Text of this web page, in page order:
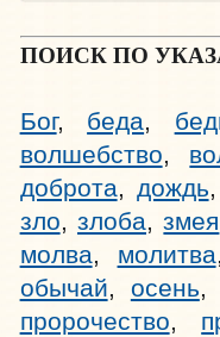
ПОИСК ПО
Бог, беда,
волшебство,
доброта, дождь
зло, злоба,змея
молва, молитва
обычай, осень
пророчество,